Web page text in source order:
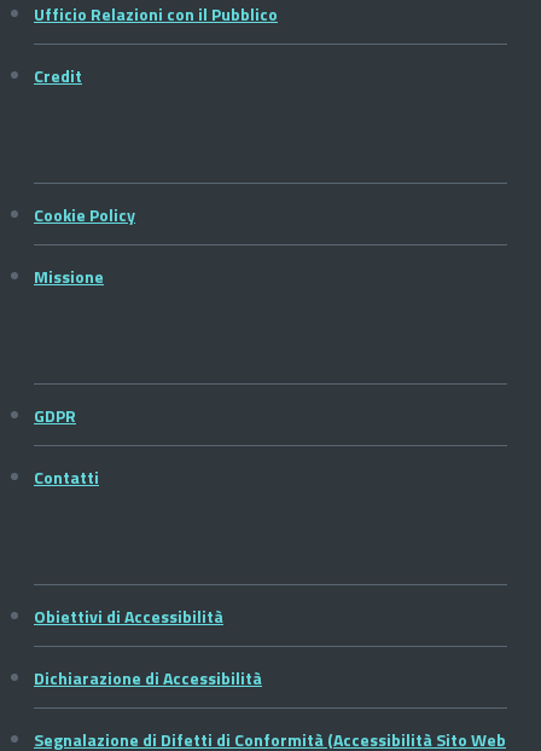
Ufficio Relazioni con il Pubblico
Credit
Cookie Policy
Missione
GDPR
Contatti
Obiettivi di Accessibilità
Dichiarazione di Accessibilità
Segnalazione di Difetti di Conformità (Accessibilità Sito Web